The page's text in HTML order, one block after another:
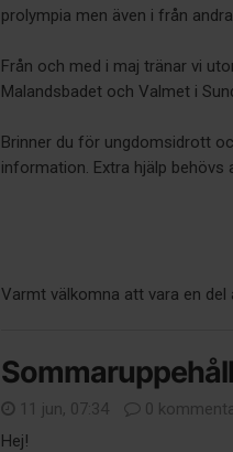
prolympia men även i från
Från och med i maj tränar vi
Malandsbadet och Valmet i
Brinner du för ungdomsidrott
information. Extra hjälp behövs
Varmt välkomna att vara en del
Sommaruppehåll
11 jun, 07:34
0
Hej!